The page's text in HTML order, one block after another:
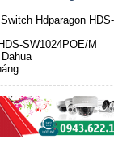
Hdparagon
SW1024POE/M